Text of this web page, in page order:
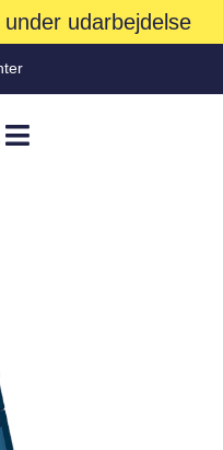
udarbejdelse